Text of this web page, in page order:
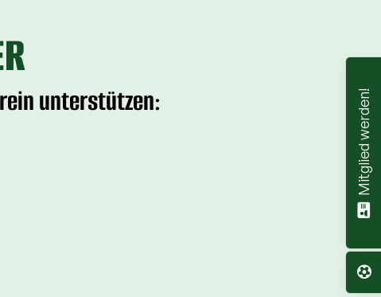
unterstützen: Mitglied werden!